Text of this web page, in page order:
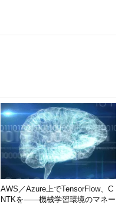
AWS／Azure上でTensorFlow、C
NTKを――機械学習環境のマネー